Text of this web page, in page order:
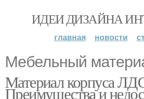
ИДЕИ ДИЗАЙНА
главная новости
Мебельный
Материал корпуса
Преимущества и